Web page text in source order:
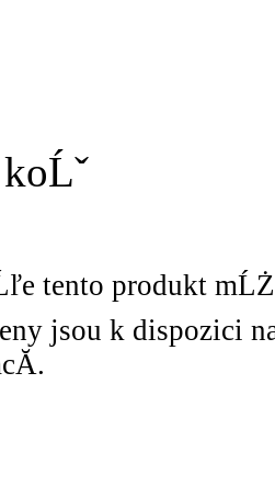
tento produkt
jsou k dispozici